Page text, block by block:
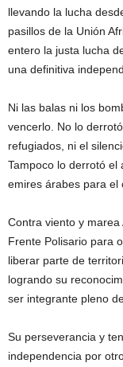
llevando la lucha
pasillos de la Unión
entero la justa lucha
una definitiva
Ni las balas ni los
vencerlo. No lo
refugiados, ni el
Tampoco lo derrotó el
emires árabes para el
Contra viento y
Frente Polisario para
liberar parte de
logrando su
ser integrante pleno
Su perseverancia y
independencia por